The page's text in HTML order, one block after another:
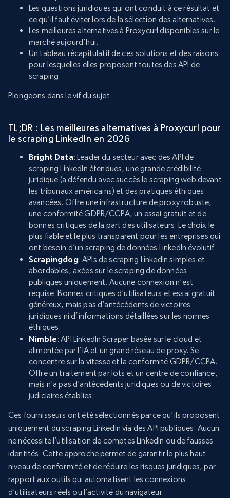
Les questions juridiques qui ont conduit à ce résultat et
ce qu’il faut éviter lors de la sélection des alternatives.
Les meilleures alternatives à Proxycurl disponibles sur le
marché aujourd’hui.
Un tableau récapitulatif de ces solutions et des raisons
pour lesquelles elles proposent toutes des API de
scraping.
Plongeons dans le vif du sujet.
TL;DR : Les meilleures alternatives à Proxycurl pour
le scraping LinkedIn en 2026
Bright Data: Leader du secteur avec des API de
scraping LinkedIn étendues, une grande crédibilité
juridique (a défendu avec succès le scraping web devant
les tribunaux américains) et des pratiques éthiques
avancées. Offre une infrastructure de proxy robuste,
une conformité GDPR/CCPA, un essai gratuit et de
bonnes critiques de la part des utilisateurs. Le choix le
plus fiable et le plus transparent pour les entreprises qui
ont besoin d’un scraping de données LinkedIn évolutif.
Scrapingdog: APIs de scraping LinkedIn simples et
abordables, axées sur le scraping de données
publiques uniquement. Aucune connexion n’est
requise. Bonnes critiques d’utilisateurs et essai gratuit
généreux, mais pas d’antécédents de victoires
juridiques ni d’informations détaillées sur les normes
éthiques.
Nimble: API LinkedIn Scraper basée sur le cloud et
alimentée par l’IA et un grand réseau de proxy. Se
concentre sur la vitesse et la conformité GDPR/CCPA.
Offre un traitement par lots et un centre de confiance,
mais n’a pas d’antécédents juridiques ou de victoires
judiciaires établies.
Ces fournisseurs ont été sélectionnés parce qu’ils proposent
uniquement du scraping LinkedIn via des API publiques. Aucun
ne nécessite l’utilisation de comptes LinkedIn ou de fausses
identités. Cette approche permet de garantir le plus haut
niveau de conformité et de réduire les risques juridiques, par
rapport aux outils qui automatisent les connexions
d’utilisateurs réels ou l’activité du navigateur.